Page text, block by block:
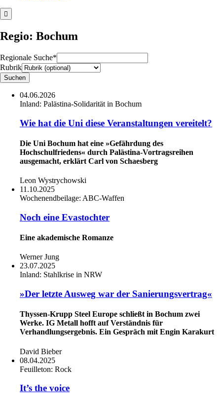
Regio: Bochum
Regionale Suche*
Rubrik
04.06.2026
Inland: Palästina-Solidarität in Bochum
Wie hat die Uni diese Veranstaltungen vereitelt?
Die Uni Bochum hat eine »Gefährdung des
Hochschulfriedens« durch Palästina-Vortragsreihen
ausgemacht, erklärt Carl von Schaesberg
Leon Wystrychowski
11.10.2025
Wochenendbeilage: ABC-Waffen
Noch eine Evastochter
Eine akademische Romanze
Werner Jung
23.07.2025
Inland: Stahlkrise in NRW
»Der letzte Ausweg war der Sanierungsvertrag«
Thyssen-Krupp Steel Europe schließt in Bochum zwei
Werke. IG Metall hofft auf Verständnis für
Verhandlungsergebnis. Ein Gespräch mit Engin Karakurt
David Bieber
08.04.2025
Feuilleton: Rock
It’s the voice